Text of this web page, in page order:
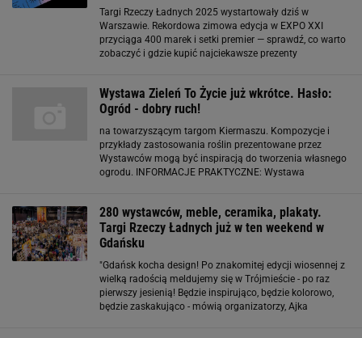
Targi Rzeczy Ładnych 2025 wystartowały dziś w
Warszawie. Rekordowa zimowa edycja w EXPO XXI
przyciąga 400 marek i setki premier — sprawdź, co warto
zobaczyć i gdzie kupić najciekawsze prezenty
Wystawa Zieleń To Życie już wkrótce. Hasło:
Ogród - dobry ruch!
na towarzyszącym targom Kiermaszu. Kompozycje i
przykłady zastosowania roślin prezentowane przez
Wystawców mogą być inspiracją do tworzenia własnego
ogrodu. INFORMACJE PRAKTYCZNE: Wystawa
przejściem. HALA 1
280 wystawców, meble, ceramika, plakaty.
Targi Rzeczy Ładnych już w ten weekend w
Gdańsku
"Gdańsk kocha design! Po znakomitej edycji wiosennej z
wielką radością meldujemy się w Trójmieście - po raz
pierwszy jesienią! Będzie inspirująco, będzie kolorowo,
będzie zaskakująco - mówią organizatorzy, Ajka